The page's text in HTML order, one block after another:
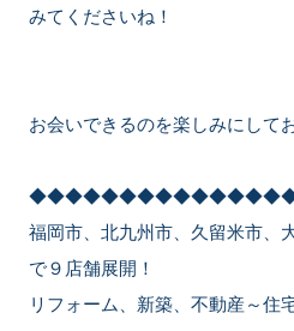
みてくださいね！
お会いできるのを楽しみにして
福岡市、北九州市、久留米市、
で９店舗展開！
リフォーム、新築、不動産～住